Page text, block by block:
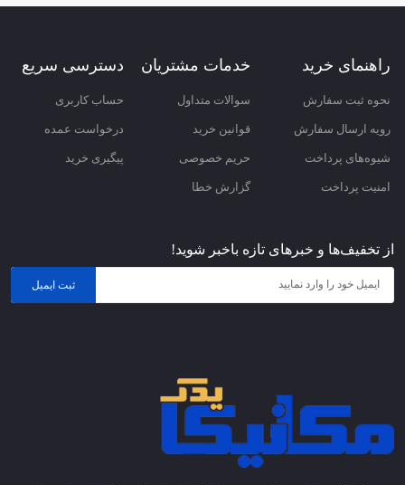
دسترسی سریع
حساب کاربری
درخواست عمده
پیگیری خرید
خدمات مشتریان
سوالات متداول
قوانین خرید
حریم خصوصی
گزارش خطا
راهنمای خرید
نحوه ثبت سفارش
رویه ارسال سفارش
شیوه‌های پرداخت
امنیت پرداخت
از تخفیف‌ها و خبرهای تازه باخبر شوید!
ثبت ایمیل